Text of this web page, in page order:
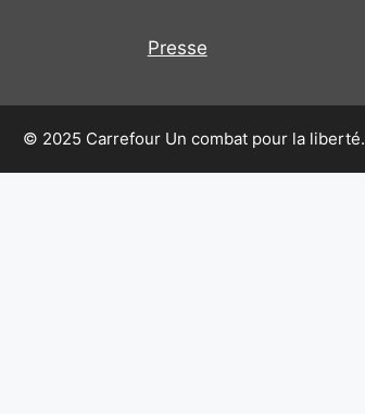
Presse
© 2025 Carrefour Un combat pour la liberté.